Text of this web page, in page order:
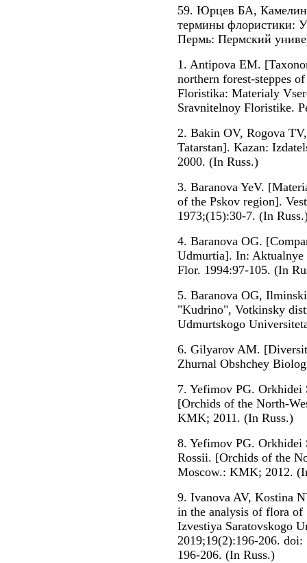
59. Юрцев БА,
термины флористики:
Пермь: Пермский
1. Antipova EM.
northern forest-steppes
Floristika: Materialy
Sravnitelnoy Floristike.
2. Bakin OV, Rogova
Tatarstan]. Kazan:
2000. (In Russ.)
3. Baranova YeV.
of the Pskov region].
1973;(15):30-7. (In
4. Baranova OG.
Udmurtia]. In: Aktualnye
Flor. 1994:97-105. (In
5. Baranova OG,
"Kudrino", Votkinsky
Udmurtskogo
6. Gilyarov AM.
Zhurnal Obshchey
7. Yefimov PG. Orkhidei
[Orchids of the North-
KMK; 2011. (In Russ.)
8. Yefimov PG. Orkhidei
Rossii. [Orchids of the
Moscow.: KMK; 2012.
9. Ivanova AV, Kostina
in the analysis of flora of
Izvestiya Saratovskogo
2019;19(2):196-206.
196-206. (In Russ.)